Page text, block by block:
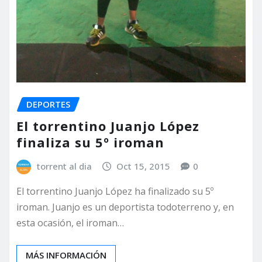
DEPORTES
El torrentino Juanjo López
finaliza su 5º iroman
torrent al dia Oct 15, 2015 0
El torrentino Juanjo López ha finalizado su 5º
iroman. Juanjo es un deportista todoterreno y, en
esta ocasión, el iroman…
MÁS INFORMACIÓN